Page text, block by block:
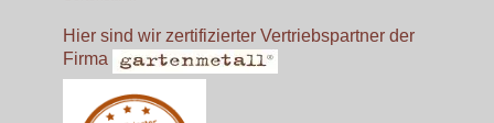
Hier sind wir zertifizierter Vertriebspartner der
Firma